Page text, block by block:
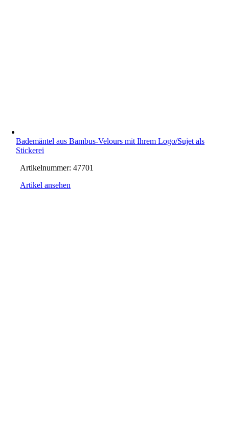
Bademäntel aus Bambus-Velours mit Ihrem Logo/Sujet als
Stickerei
Artikelnummer:47701
Artikel ansehen